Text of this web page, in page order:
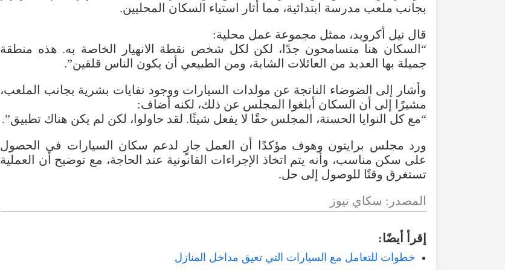
بجانب ملعب مدرسة ابتدائية، مما أثار استياء السكان المحليين.
قال نيل أكرويد، ممثل مجموعة عمل محلية:
“السكان هنا متسامحون جدًا، لكن لكل شخص نقطة الانهيار الخاصة به. هذه منطقة
جميلة بها العديد من العائلات الشابة، ومن الطبيعي أن يكون الناس قلقين”.
وأشار إلى الضوضاء الناتجة عن مولدات السيارات ووجود نفايات بشرية بجانب الملعب،
مشيرًا إلى أن السكان أبلغوا المجلس عن ذلك، لكنه أضاف:
“مع كل النوايا الحسنة، المجلس حقًا لا يفعل شيئًا. لقد حاولوا، لكن لم يكن هناك تطبيق”.
ورد مجلس برايتون وهوف مؤكدًا أن العمل جارٍ لدعم سكان السيارات في الحصول
على سكن مناسب، وأنه يتم اتخاذ الإجراءات القانونية عند الحاجة، مع توضيح أن العملية
تستغرق وقتًا للوصول إلى حل.
المصدر: سكاي نيوز
إقرأ أيضًا:
خطوات للتعامل مع السيارات التي تعيق مداخل المنازل